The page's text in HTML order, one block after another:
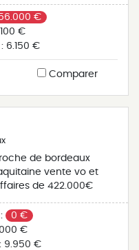
de vie préservée.
1 mois. ca :
sur demande.
de vente du fonds
€
€
6.150 €
Comparer
de bordeaux
vente vo et
de 422.000€
pour couple dont
technique. nous
honoraires ttc
0 €
€
9.950 €